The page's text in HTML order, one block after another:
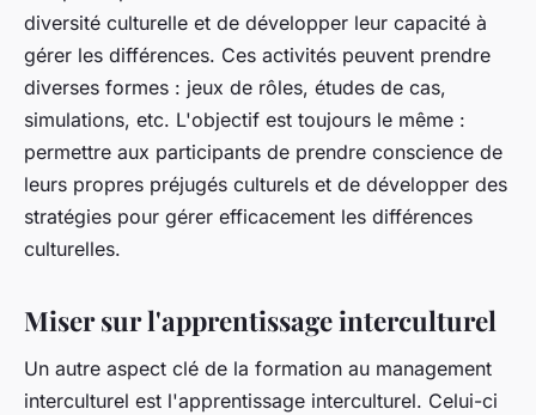
diversité culturelle et de développer leur capacité à
gérer les différences. Ces activités peuvent prendre
diverses formes : jeux de rôles, études de cas,
simulations, etc. L'objectif est toujours le même :
permettre aux participants de prendre conscience de
leurs propres préjugés culturels et de développer des
stratégies pour gérer efficacement les différences
culturelles.
Miser sur l'apprentissage interculturel
Un autre aspect clé de la formation au management
interculturel est l'apprentissage interculturel. Celui-ci